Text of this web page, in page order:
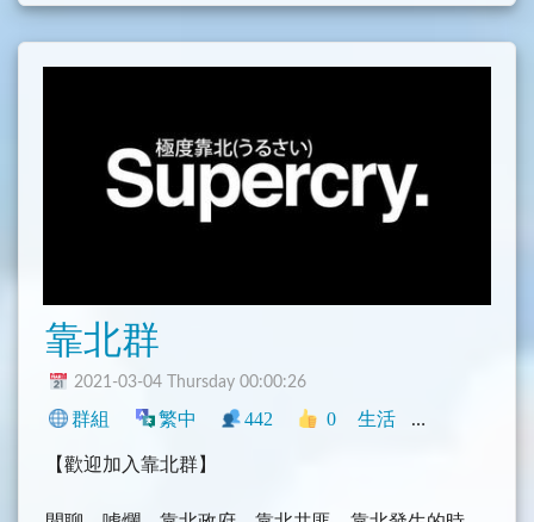
靠北群
2021-03-04 Thursday 00:00:26
群組 繁中 442 0 生活 中文圈
【歡迎加入靠北群】